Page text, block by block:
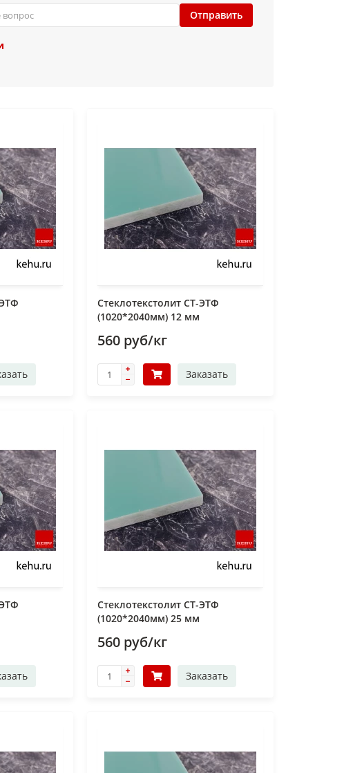
Отправить
Стеклотекстолит СТ-ЭТФ
(1020*2040мм) 12 мм
560 руб/кг
Заказать
Стеклотекстолит СТ-ЭТФ
(1020*2040мм) 25 мм
560 руб/кг
Заказать